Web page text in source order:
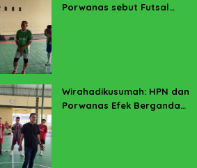
Porwanas sebut Futsal
Wirahadikusumah: HPN dan
Porwanas Efek Berganda